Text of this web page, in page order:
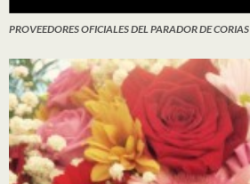
PROVEEDORES OFICIALES DEL PARADOR DE CORIAS